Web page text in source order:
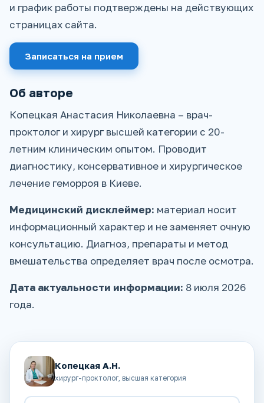
и график работы подтверждены на действующих
страницах сайта.
Записаться на прием
Об авторе
Копецкая Анастасия Николаевна – врач-
проктолог и хирург высшей категории с 20-
летним клиническим опытом. Проводит
диагностику, консервативное и хирургическое
лечение геморроя в Киеве.
Медицинский дисклеймер: материал носит
информационный характер и не заменяет очную
консультацию. Диагноз, препараты и метод
вмешательства определяет врач после осмотра.
Дата актуальности информации: 8 июля 2026
года.
Копецкая А.Н.
хирург-проктолог, высшая категория